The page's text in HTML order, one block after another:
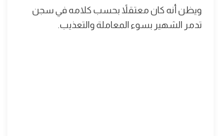
ويظن أنه كان معتقلاً بحسب كلامه في سجن
تدمر الشهير بسوء المعاملة والتعذيب.